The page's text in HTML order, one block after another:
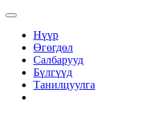
Нүүр
Өгөгдөл
Салбарууд
Бүлгүүд
Танилцуулга